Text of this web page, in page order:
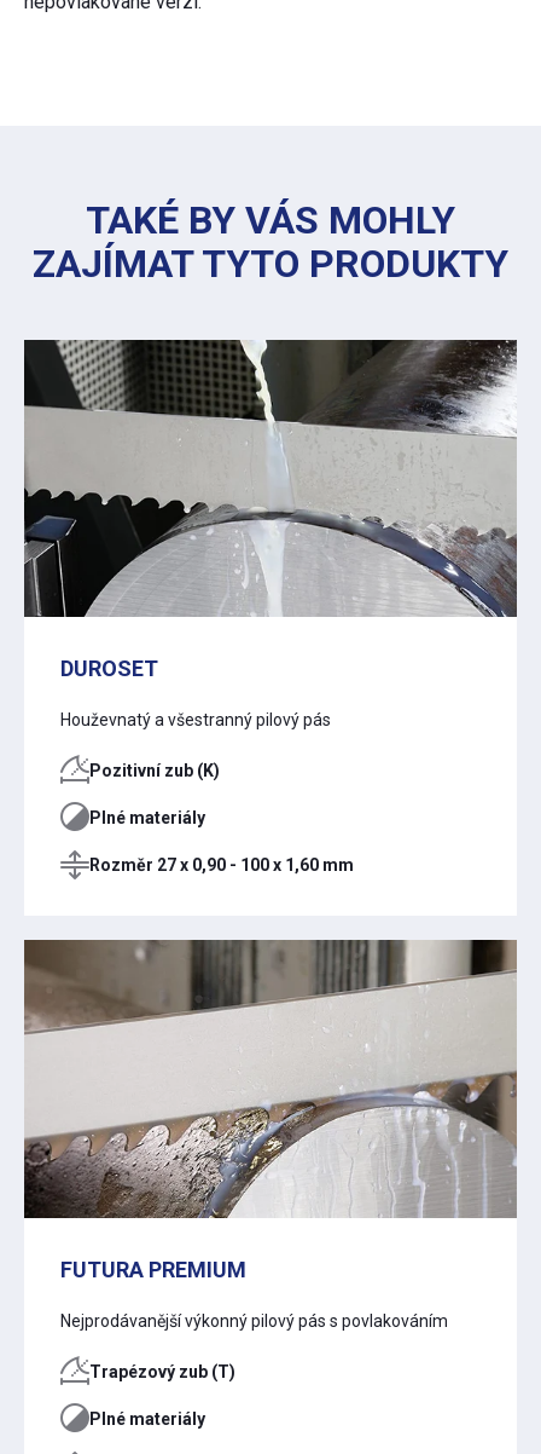
TAKÉ BY VÁS MOHLY
ZAJÍMAT TYTO PRODUKTY
DUROSET
Houževnatý a všestranný pilový pás
Pozitivní zub (K)
Plné materiály
Rozměr 27 x 0,90 - 100 x 1,60 mm
FUTURA PREMIUM
Nejprodávanější výkonný pilový pás s povlakováním
Trapézový zub (T)
Plné materiály